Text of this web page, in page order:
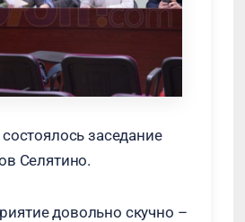
заседание
Селятино.
довольно скучно –